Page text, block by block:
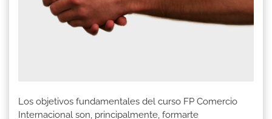
Los objetivos fundamentales del curso FP Comercio
Internacional son, principalmente, formarte